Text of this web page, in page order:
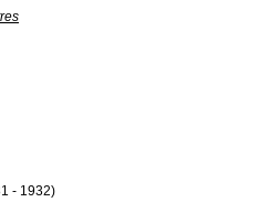
- 1932)